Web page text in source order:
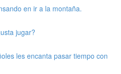
en ir a la montaña.
jugar?
les encanta pasar tiempo con